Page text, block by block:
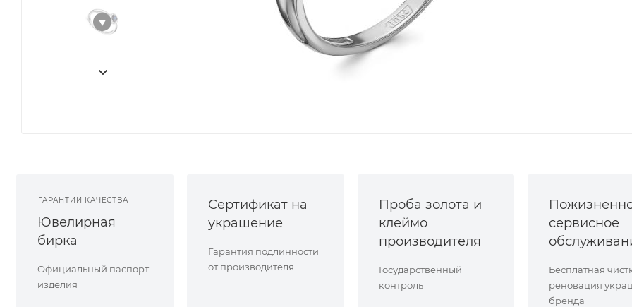
ГАРАНТИИ КАЧЕСТВА
Ювелирная
бирка
Официальный паспорт
изделия
Сертификат на
украшение
Гарантия подлинности
от производителя
Проба золота и
клеймо
производителя
Государственный
контроль
сервисное
Бесплатная
реновация
бренда